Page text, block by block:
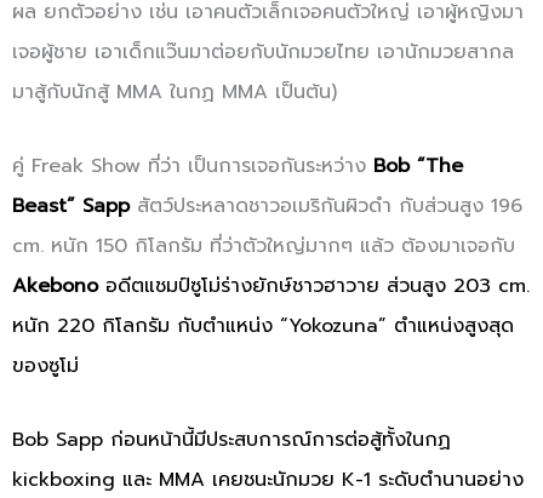
ผล ยกตัวอย่าง เช่น เอาคนตัวเล็กเจอคนตัวใหญ่ เอาผู้หญิงมา
เจอผู้ชาย เอาเด็กแว๊นมาต่อยกับนักมวยไทย เอานักมวยสากล
มาสู้กับนักสู้ MMA ในกฏ MMA เป็นต้น)
คู่ Freak Show ที่ว่า เป็นการเจอกันระหว่าง Bob “The
Beast” Sapp สัตว์ประหลาดชาวอเมริกันผิวดำ กับส่วนสูง 196
cm. หนัก 150 กิโลกรัม ที่ว่าตัวใหญ่มากๆ แล้ว ต้องมาเจอกับ
Akebonoอดีตแชมป์ซูโม่ร่างยักษ์ชาวฮาวาย ส่วนสูง 203 cm.
หนัก 220 กิโลกรัม กับตำแหน่ง “Yokozuna” ตำแหน่งสูงสุด
ของซูโม่
Bob Sapp ก่อนหน้านี้มีประสบการณ์การต่อสู้ทั้งในกฏ
kickboxing และ MMA เคยชนะนักมวย K-1 ระดับตำนานอย่าง